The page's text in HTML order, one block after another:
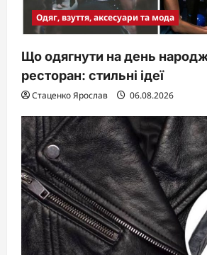
Одяг, взуття, аксесуари та мода
Що одягнути на день
ресторан: стильні ідеї
Стаценко Ярослав 06.08.2026